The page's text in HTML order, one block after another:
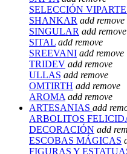
SELECCIÓN
SHANKAR add remove
SINGULAR add remove
SITAL add remove
SREEVANI add remove
TRIDEV add remove
ULLAS add remove
OMTIRTH add remove
AROMA add remove
ARTESANIAS add
ARBOLITOS
DECORACIÓN add
ESCOBAS MÁGICAS
FIGURAS Y